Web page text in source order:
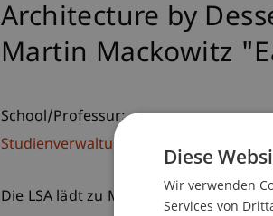
Architecture by
Martin Mackowitz
School/Professur:
Studienverwaltung
Die LSA lädt zu Mittagsvorträgen und
Diese
Wir verwenden
Services von